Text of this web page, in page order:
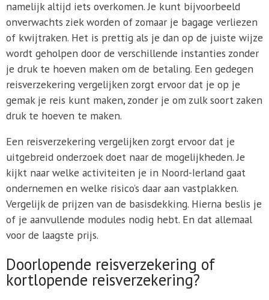
namelijk altijd iets overkomen. Je kunt bijvoorbeeld
onverwachts ziek worden of zomaar je bagage verliezen
of kwijtraken. Het is prettig als je dan op de juiste wijze
wordt geholpen door de verschillende instanties zonder
je druk te hoeven maken om de betaling. Een gedegen
reisverzekering vergelijken zorgt ervoor dat je op je
gemak je reis kunt maken, zonder je om zulk soort zaken
druk te hoeven te maken.
Een reisverzekering vergelijken zorgt ervoor dat je
uitgebreid onderzoek doet naar de mogelijkheden. Je
kijkt naar welke activiteiten je in Noord-Ierland gaat
ondernemen en welke risico’s daar aan vastplakken.
Vergelijk de prijzen van de basisdekking. Hierna beslis je
of je aanvullende modules nodig hebt. En dat allemaal
voor de laagste prijs.
Doorlopende reisverzekering of
kortlopende reisverzekering?